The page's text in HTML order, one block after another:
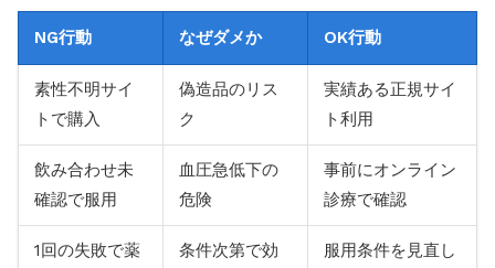
NG行動 なぜダメか OK行動
素性不明サイ
トで購入
偽造品のリス
ク
実績ある正規サイ
ト利用
飲み合わせ未
確認で服用
血圧急低下の
危険
事前にオンライン
診療で確認
1回の失敗で薬
条件次第で効
服用条件を見直し